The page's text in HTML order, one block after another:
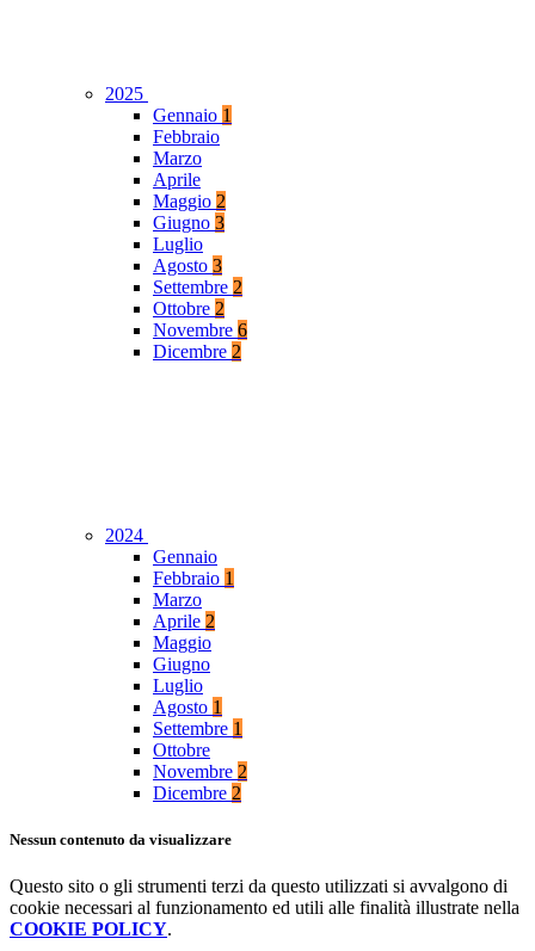
2025
Gennaio 1
Febbraio
Marzo
Aprile
Maggio 2
Giugno 3
Luglio
Agosto 3
Settembre 2
Ottobre 2
Novembre 6
Dicembre 2
2024
Gennaio
Febbraio 1
Marzo
Aprile 2
Maggio
Giugno
Luglio
Agosto 1
Settembre 1
Ottobre
Novembre 2
Dicembre 2
Nessun contenuto da visualizzare
Questo sito o gli strumenti terzi da questo utilizzati si avvalgono di
cookie necessari al funzionamento ed utili alle finalità illustrate nella
COOKIE POLICY.